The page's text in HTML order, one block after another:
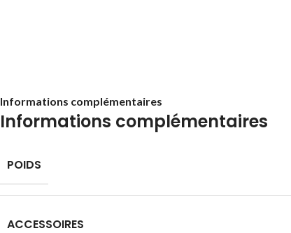
Informations complémentaires
Informations complémentaires
POIDS
ACCESSOIRES